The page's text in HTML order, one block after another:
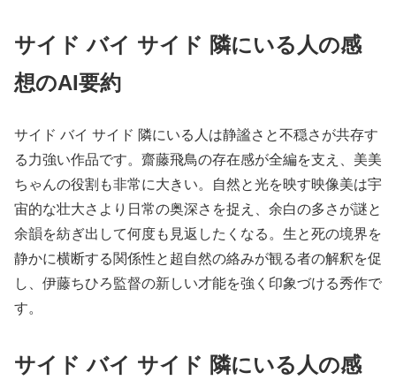
サイド バイ サイド 隣にいる人の感
想のAI要約
サイド バイ サイド 隣にいる人は静謐さと不穏さが共存す
る力強い作品です。齋藤飛鳥の存在感が全編を支え、美美
ちゃんの役割も非常に大きい。自然と光を映す映像美は宇
宙的な壮大さより日常の奥深さを捉え、余白の多さが謎と
余韻を紡ぎ出して何度も見返したくなる。生と死の境界を
静かに横断する関係性と超自然の絡みが観る者の解釈を促
し、伊藤ちひろ監督の新しい才能を強く印象づける秀作で
す。
サイド バイ サイド 隣にいる人の感